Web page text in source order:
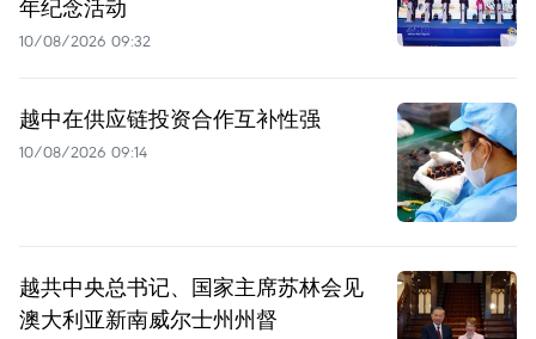
年纪念活动
10/08/2026 09:32
越中在供应链投资合作互补性强
10/08/2026 09:14
越共中央总书记、国家主席苏林会见
澳大利亚新南威尔士州州督